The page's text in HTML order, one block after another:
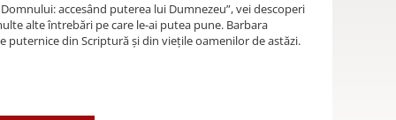
accesând puterea lui Dumnezeu”, vei descoperi
alte întrebări pe care le-ai putea pune. Barbara
puternice din Scriptură și din viețile oamenilor de astăzi.